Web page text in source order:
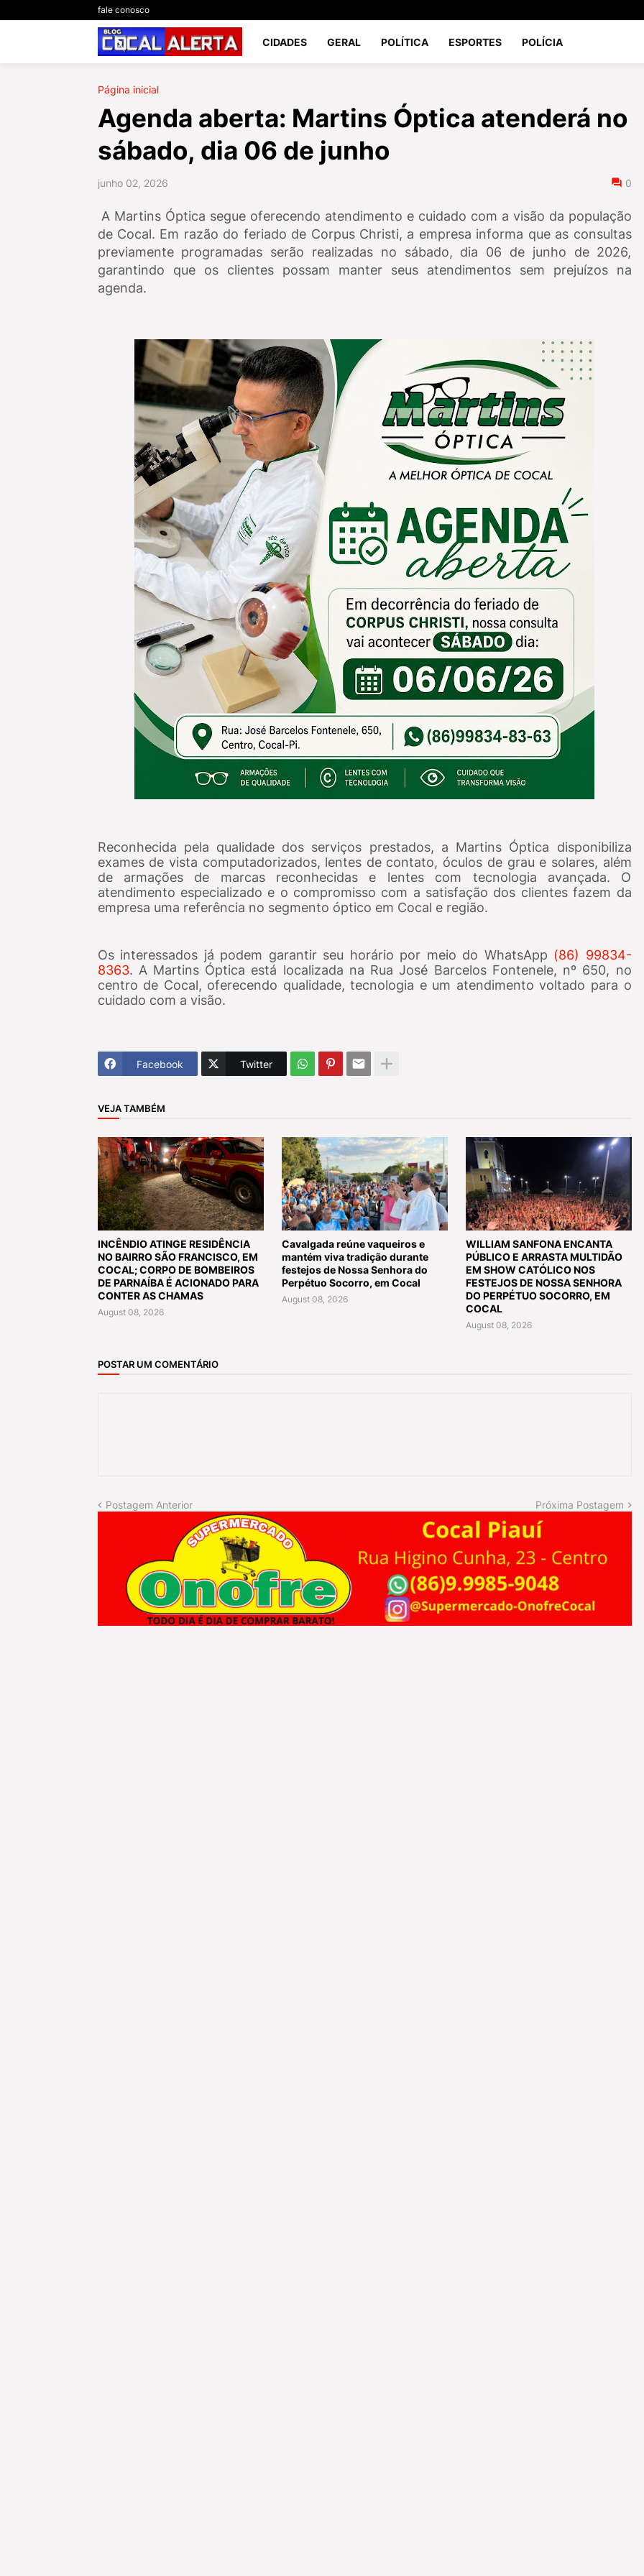
fale conosco
CIDADES GERAL POLÍTICA ESPORTES POLÍCIA
Página inicial
Agenda aberta: Martins Óptica atenderá no
sábado, dia 06 de junho
junho 02, 2026 0
A Martins Óptica segue oferecendo atendimento e cuidado com a visão da população
de Cocal. Em razão do feriado de Corpus Christi, a empresa informa que as consultas
previamente programadas serão realizadas no sábado, dia 06 de junho de 2026,
garantindo que os clientes possam manter seus atendimentos sem prejuízos na
agenda.
Reconhecida pela qualidade dos serviços prestados, a Martins Óptica disponibiliza
exames de vista computadorizados, lentes de contato, óculos de grau e solares, além
de armações de marcas reconhecidas e lentes com tecnologia avançada. O
atendimento especializado e o compromisso com a satisfação dos clientes fazem da
empresa uma referência no segmento óptico em Cocal e região.
Os interessados já podem garantir seu horário por meio do WhatsApp (86) 99834-
8363. A Martins Óptica está localizada na Rua José Barcelos Fontenele, nº 650, no
centro de Cocal, oferecendo qualidade, tecnologia e um atendimento voltado para o
cuidado com a visão.
Facebook Twitter
VEJA TAMBÉM
INCÊNDIO ATINGE RESIDÊNCIA
NO BAIRRO SÃO FRANCISCO, EM
COCAL; CORPO DE BOMBEIROS
DE PARNAÍBA É ACIONADO PARA
CONTER AS CHAMAS
August 08, 2026
Cavalgada reúne vaqueiros e
mantém viva tradição durante
festejos de Nossa Senhora do
Perpétuo Socorro, em Cocal
August 08, 2026
WILLIAM SANFONA ENCANTA
PÚBLICO E ARRASTA MULTIDÃO
EM SHOW CATÓLICO NOS
FESTEJOS DE NOSSA SENHORA
DO PERPÉTUO SOCORRO, EM
COCAL
August 08, 2026
POSTAR UM COMENTÁRIO
Postagem Anterior Próxima Postagem